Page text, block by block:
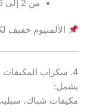
من 2 إلى 6 ريال/كجم
الألمنيوم
4. سكراب المكيفات
يشمل:
مكيفات شباك،